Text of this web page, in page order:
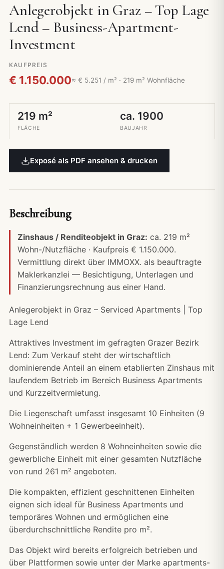
Anlegerobjekt in Graz – Top Lage
Lend – Business-Apartment-
Investment
KAUFPREIS
€ 1.150.000≈ € 5.251 / m² · 219 m² Wohnfläche
219 m²
FLÄCHE
ca. 1900
BAUJAHR
Exposé als PDF ansehen & drucken
Beschreibung
Zinshaus / Renditeobjekt in Graz: ca. 219 m²
Wohn-/Nutzfläche · Kaufpreis € 1.150.000.
Vermittlung direkt über IMMOXX. als beauftragte
Maklerkanzlei — Besichtigung, Unterlagen und
Finanzierungsrechnung aus einer Hand.
Anlegerobjekt in Graz – Serviced Apartments | Top
Lage Lend
Attraktives Investment im gefragten Grazer Bezirk
Lend: Zum Verkauf steht der wirtschaftlich
dominierende Anteil an einem etablierten Zinshaus mit
laufendem Betrieb im Bereich Business Apartments
und Kurzzeitvermietung.
Die Liegenschaft umfasst insgesamt 10 Einheiten (9
Wohneinheiten + 1 Gewerbeeinheit).
Gegenständlich werden 8 Wohneinheiten sowie die
gewerbliche Einheit mit einer gesamten Nutzfläche
von rund 261 m² angeboten.
Die kompakten, effizient geschnittenen Einheiten
eignen sich ideal für Business Apartments und
temporäres Wohnen und ermöglichen eine
überdurchschnittliche Rendite pro m².
Das Objekt wird bereits erfolgreich betrieben und
über Plattformen sowie unter der Marke apartments-